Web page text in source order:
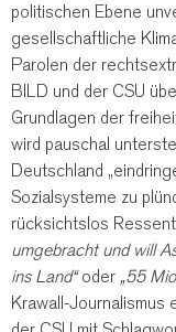
politischen Ebene
gesellschaftliche
Parolen der
BILD und der CSU
Grundlagen der
wird pauschal
Deutschland
Sozialsysteme zu
rücksichtslos
umgebracht und will
ins Land“oder „55
Krawall-Journalismus